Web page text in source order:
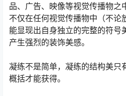
品、广告、映像等视觉传播物之
不仅在任何视觉传播物中（不论
能显现出自身独立的完整的符号
产生强烈的装饰美感。
凝练不是简单，凝练的结构美只
概括才能获得。